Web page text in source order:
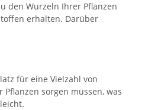
den Wurzeln Ihrer Pflanzen
erhalten. Darüber
für eine Vielzahl von
sorgen müssen, was